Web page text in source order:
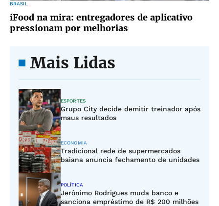
BRASIL
iFood na mira: entregadores de aplicativo
pressionam por melhorias
Mais Lidas
ESPORTES
Grupo City decide demitir treinador após
maus resultados
ECONOMIA
Tradicional rede de supermercados
baiana anuncia fechamento de unidades
POLÍTICA
Jerônimo Rodrigues muda banco e
sanciona empréstimo de R$ 200 milhões